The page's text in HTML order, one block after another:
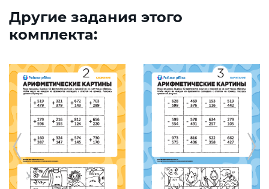
Другие задания этого
комплекта: